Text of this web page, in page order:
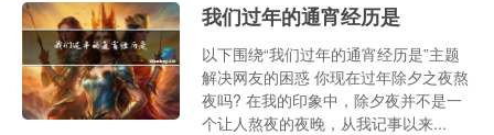
我们过年的通宵经历是
以下围绕“我们过年的通宵经历是”主题
解决网友的困惑 你现在过年除夕之夜熬
夜吗? 在我的印象中，除夕夜并不是一
个让人熬夜的夜晚，从我记事以来...